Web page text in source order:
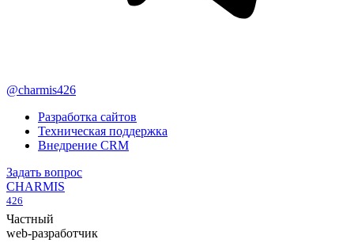
@charmis426
Разработка сайтов
Техническая поддержка
Внедрение CRM
Задать вопрос
CHARMIS
426
Частный
web-разработчик